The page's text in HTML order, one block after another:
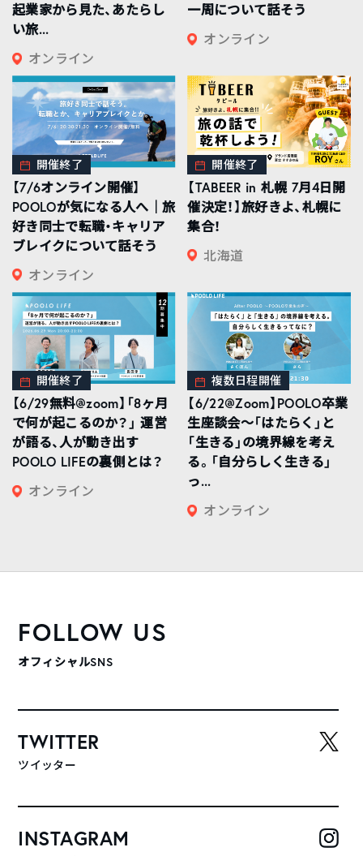
起業家から見た、あたらし
い旅...
オンライン
一周について話そう
オンライン
開催終了
【7/6オンライン開催】
POOLOが気になる人へ｜旅
好き同士で転職・キャリア
ブレイクについて話そう
オンライン
開催終了
【TABEER in 札幌 7月4日開
催決定！】旅好きよ、札幌に
集合！
北海道
開催終了
【6/29無料@zoom】「8ヶ月
で何が起こるのか？」 運営
が語る、人が動き出す
POOLO LIFEの裏側とは？
オンライン
複数日程開催
【6/22@Zoom】POOLO卒業
生座談会〜「はたらく」と
「生きる」の境界線を考え
る。「自分らしく生きる」
っ...
オンライン
FOLLOW US
オフィシャルSNS
TWITTER
ツイッター
INSTAGRAM